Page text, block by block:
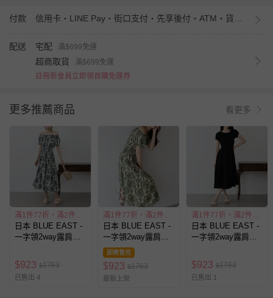
付款
配送 宅配 滿$699免運
超商取貨
滿$699免運
註冊新會員立即領首購免運券
更多推薦商品 看更多
滿1件77折，滿2件55折
日本 BLUE EAST -
一字領2way露肩迷
卉-海軍藍
$923 $1763
已售出 4
滿1件77折，滿2件55折
日本 BLUE EAST -
一字領2way露肩迷
人短袖洋裝-歐風花
卉-綠 (M)
即將售完
$923 $1763
最新上架
滿1件77折，滿2件55折
日本 BLUE EAST -
一字領2way露肩迷
$923 $1763
已售出 1